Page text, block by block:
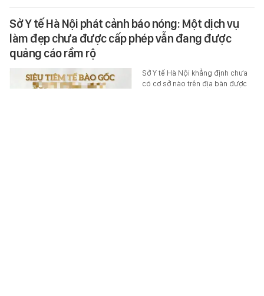
Sở Y tế Hà Nội phát cảnh báo nóng: Một dịch vụ
làm đẹp chưa được cấp phép vẫn đang được
quảng cáo rầm rộ
Sở Y tế Hà Nội khẳng định chưa
có cơ sở nào trên địa bàn được